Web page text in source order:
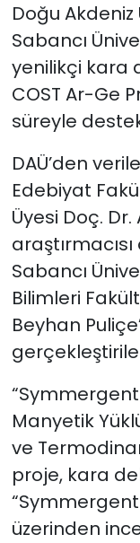
Doğu Akdeniz
Sabancı
yenilikçi kara
COST Ar-Ge
süreyle
DAÜ’den
Edebiyat
Üyesi Doç. Dr.
Sabancı
Bilimleri
Beyhan
Manyetik
ve
proje, kara
üzerinden
SAĞLIK
Spor
Teknoloji
TÜRKiYE
Video
YAŞAM
Yazarlar